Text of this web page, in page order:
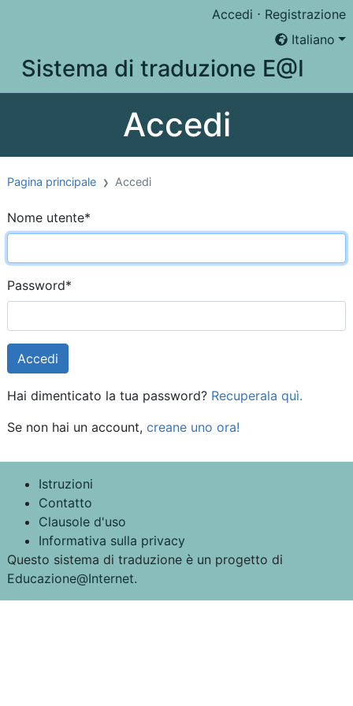
Accedi ⋅ Registrazione
Italiano
Sistema di traduzione E@I
Accedi
Pagina principale Accedi
Nome utente*
Password*
Hai dimenticato la tua password? Recuperala quì.
Se non hai un account, creane uno ora!
Istruzioni
Contatto
Clausole d'uso
Informativa sulla privacy
Questo sistema di traduzione è un progetto di
Educazione@Internet.